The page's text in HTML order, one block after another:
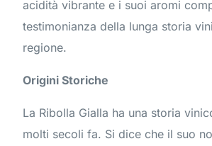
acidità vibrante e i suoi aromi
testimonianza della lunga storia
regione.
Origini Storiche
La Ribolla Gialla ha una storia
molti secoli fa. Si dice che il suo